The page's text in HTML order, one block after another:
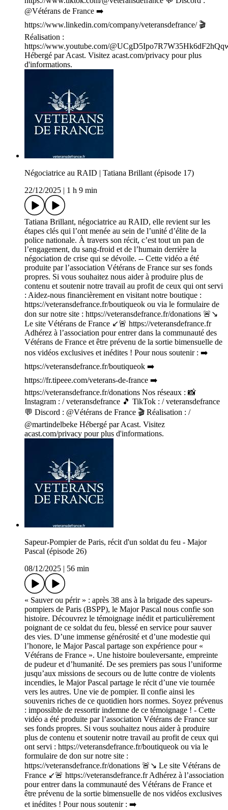
@Vétérans de France ➡️
https://www.linkedin.com/company/veteransdefrance/ 🎬
Réalisation :
https://www.youtube.com/
Hébergé par Acast. Visitez acast.com/privacy pour plus
d'informations.
Négociatrice au RAID | Tatiana Brillant (épisode 17)
22/12/2025
1 h 9 min
Tatiana Brillant, négociatrice au RAID, elle revient sur les
étapes clés qui l’ont menée au sein de l’unité d’élite de la
police nationale. À travers son récit, c’est tout un pan de
l’engagement, du sang-froid et de l’humain derrière la
négociation de crise qui se dévoile. -- Cette vidéo a été
produite par l’association Vétérans de France sur ses fonds
propres. Si vous souhaitez nous aider à produire plus de
contenu et soutenir notre travail au profit de ceux qui ont servi
: Aidez-nous financièrement en visitant notre boutique :
https://veteransdefrance.fr/boutiqueok ou via le formulaire de
don sur notre site : https://veteransdefrance.fr/donations 🚨↘️
Le site Vétérans de France ↙️🚨 https://veteransdefrance.fr
Adhérez à l’association pour entrer dans la communauté des
Vétérans de France et être prévenu de la sortie bimensuelle de
nos vidéos exclusives et inédites ! Pour nous soutenir : ➡️
https://veteransdefrance.fr/boutiqueok ➡️
https://fr.tipeee.com/veterans-de-france ➡️
https://veteransdefrance.fr/donations Nos réseaux : 📸
Instagram : / veteransdefrance 🎵 TikTok : / veteransdefrance
💬 Discord : @Vétérans de France 🎬 Réalisation : /
@martindelbeke Hébergé par Acast. Visitez
acast.com/privacy pour plus d'informations.
Sapeur-Pompier de Paris, récit d'un soldat du feu - Major
Pascal (épisode 26)
08/12/2025
56 min
« Sauver ou périr » : après 38 ans à la brigade des sapeurs-
pompiers de Paris (BSPP), le Major Pascal nous confie son
histoire. Découvrez le témoignage inédit et particulièrement
poignant de ce soldat du feu, blessé en service pour sauver
des vies. D’une immense générosité et d’une modestie qui
l’honore, le Major Pascal partage son expérience pour «
Vétérans de France ». Une histoire bouleversante, empreinte
de pudeur et d’humanité. De ses premiers pas sous l’uniforme
jusqu’aux missions de secours ou de lutte contre de violents
incendies, le Major Pascal partage le récit d’une vie tournée
vers les autres. Une vie de pompier. Il confie ainsi les
souvenirs riches de ce quotidien hors normes. Soyez prévenus
: impossible de ressortir indemne de ce témoignage ! - Cette
vidéo a été produite par l’association Vétérans de France sur
ses fonds propres. Si vous souhaitez nous aider à produire
plus de contenu et soutenir notre travail au profit de ceux qui
ont servi : https://veteransdefrance.fr/boutiqueok ou via le
formulaire de don sur notre site :
https://veteransdefrance.fr/donations 🚨↘️ Le site Vétérans de
France ↙️🚨 https://veteransdefrance.fr Adhérez à l’association
pour entrer dans la communauté des Vétérans de France et
être prévenu de la sortie bimensuelle de nos vidéos exclusives
et inédites ! Pour nous soutenir : ➡️